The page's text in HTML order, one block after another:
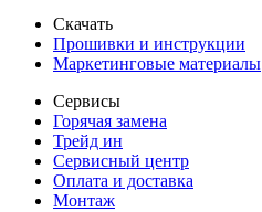
Скачать
Прошивки и инструкции
Маркетинговые материалы
Сервисы
Горячая замена
Трейд ин
Сервисный центр
Оплата и доставка
Монтаж